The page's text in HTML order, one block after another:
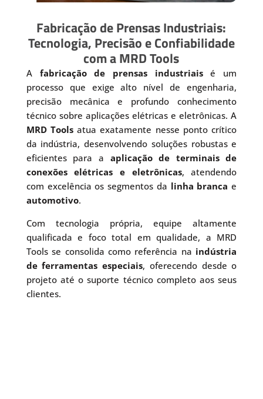
Fabricação de Prensas Industriais:
Tecnologia, Precisão e Confiabilidade
com a MRD Tools
A fabricação de prensas industriaisé um
processo que exige alto nível de engenharia,
precisão mecânica e profundo conhecimento
técnico sobre aplicações elétricas e eletrônicas. A
MRD Tools atua exatamente nesse ponto crítico
da indústria, desenvolvendo soluções robustas e
eficientes para a aplicação de terminais de
conexões elétricas e eletrônicas, atendendo
com excelência os segmentos da linha branca e
automotivo.
Com tecnologia própria, equipe altamente
qualificada e foco total em qualidade, a MRD
Tools se consolida como referência na indústria
de ferramentas especiais, oferecendo desde o
projeto até o suporte técnico completo aos seus
clientes.